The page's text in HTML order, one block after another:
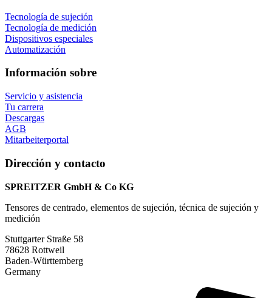
Tecnología de sujeción
Tecnología de medición
Dispositivos especiales
Automatización
Información sobre
Servicio y asistencia
Tu carrera
Descargas
AGB
Mitarbeiterportal
Dirección y contacto
SPREITZER GmbH & Co KG
Tensores de centrado, elementos de sujeción, técnica de sujeción y
medición
Stuttgarter Straße 58
78628 Rottweil
Baden-Württemberg
Germany